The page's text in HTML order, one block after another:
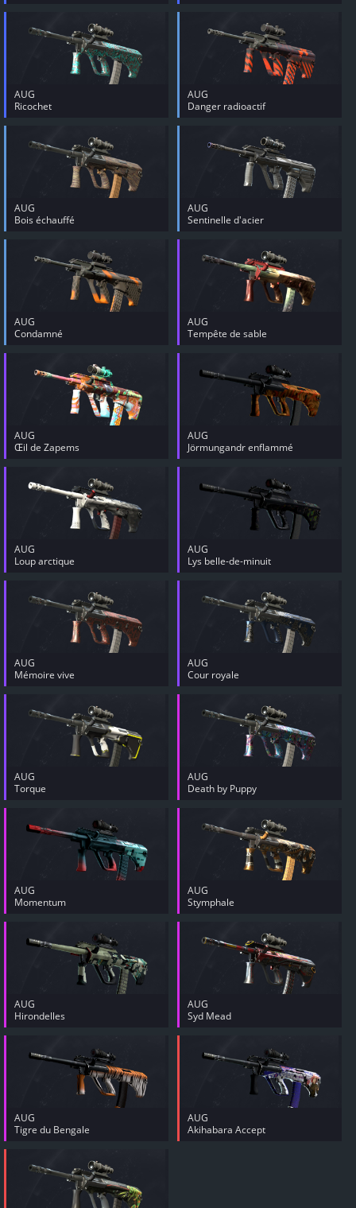
AUG
Ricochet
AUG
Danger radioactif
AUG
Bois échauffé
AUG
Sentinelle d'acier
AUG
Condamné
AUG
Tempête de sable
AUG
Œil de Zapems
AUG
Jörmungandr enflammé
AUG
Loup arctique
AUG
Lys belle-de-minuit
AUG
Mémoire vive
AUG
Cour royale
AUG
Torque
AUG
Death by Puppy
AUG
Momentum
AUG
Stymphale
AUG
Hirondelles
AUG
Syd Mead
AUG
Tigre du Bengale
AUG
Akihabara Accept